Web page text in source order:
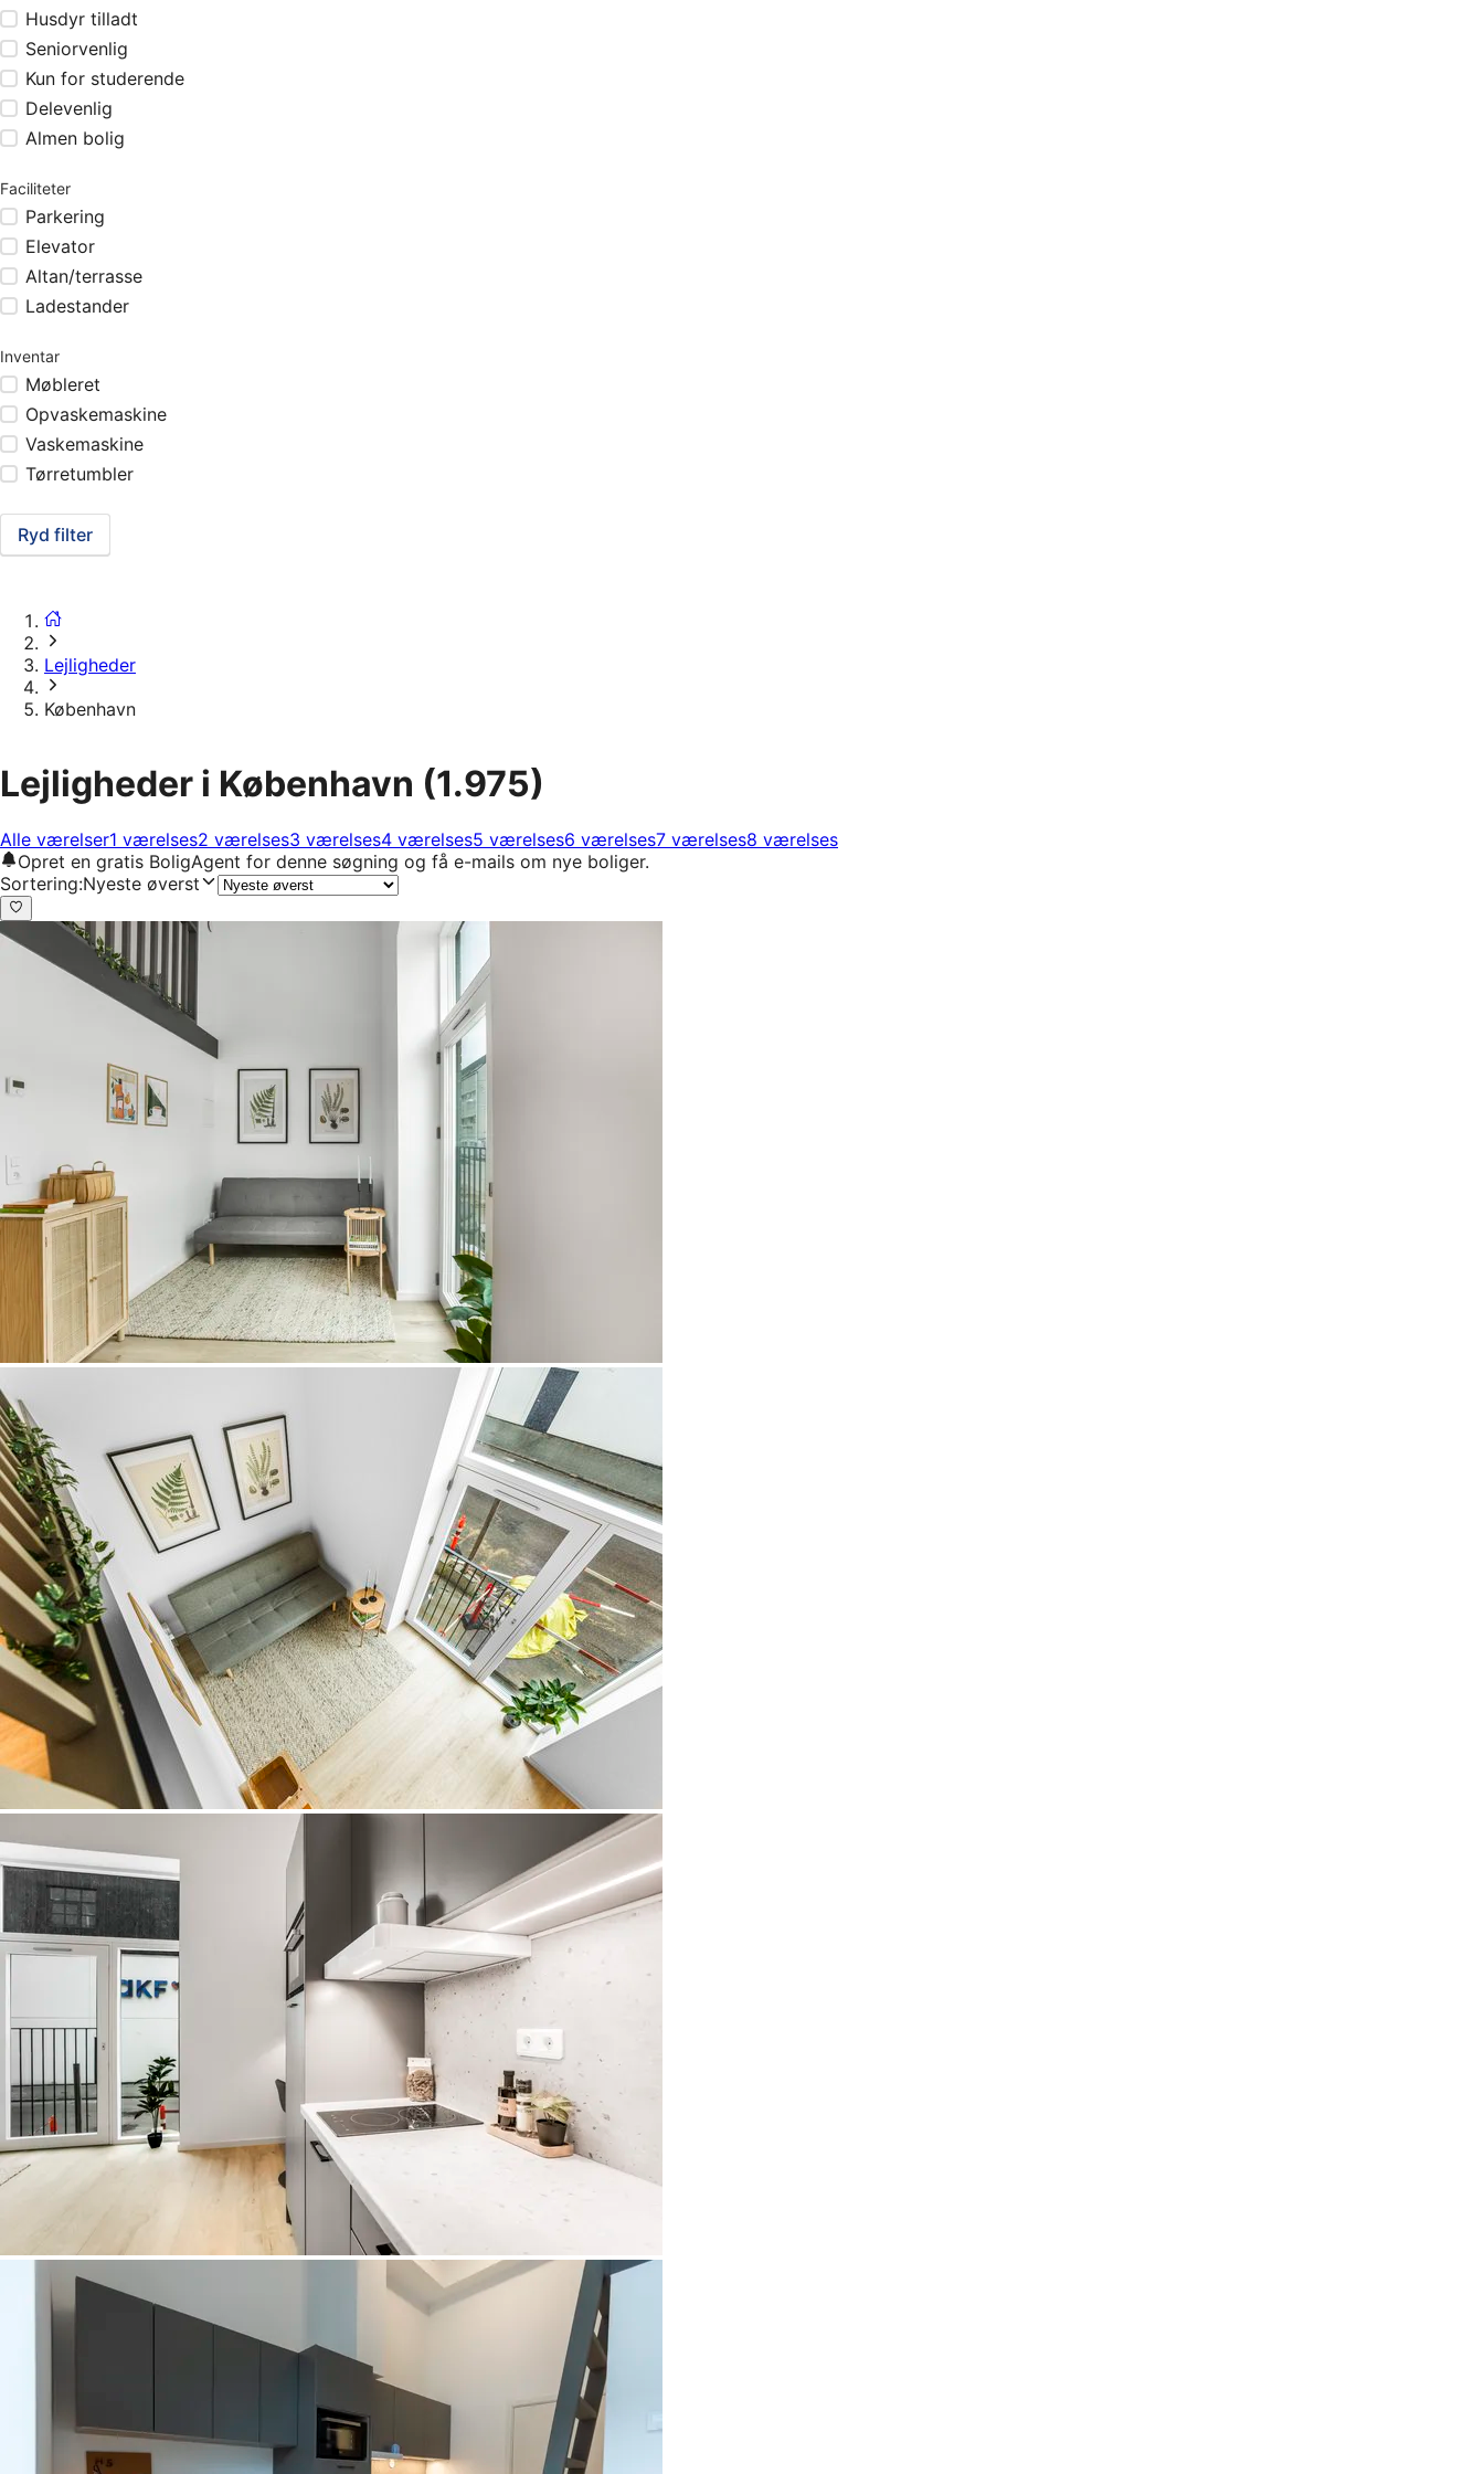
Husdyr tilladt
Seniorvenlig
Kun for studerende
Delevenlig
Almen bolig
Faciliteter
Parkering
Elevator
Altan/terrasse
Ladestander
Inventar
Møbleret
Opvaskemaskine
Vaskemaskine
Tørretumbler
Ryd filter
Lejligheder
København
Lejligheder i København (1.975)
Alle værelser1 værelses2 værelses3 værelses4 værelses5 værelses6 værelses7 værelses8 værelses
Opret en gratis BoligAgent for denne søgning og få e-mails om nye boliger.
Sortering:Nyeste øverst